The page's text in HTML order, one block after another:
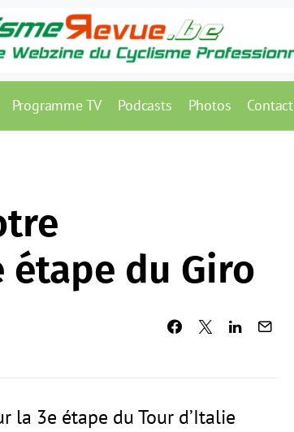
Programme TV Podcasts Photos Contact
du Giro
la 3e étape du Tour d’Italie